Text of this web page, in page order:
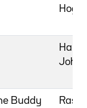
John
Buddy